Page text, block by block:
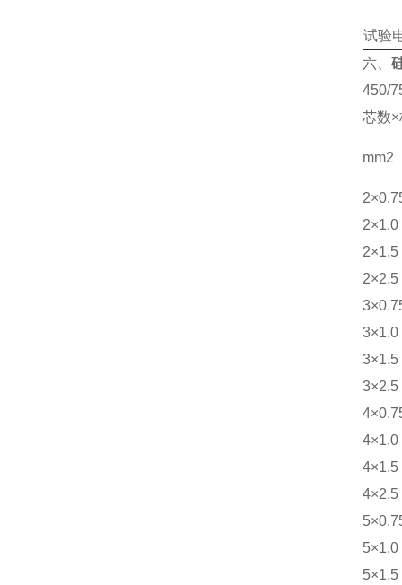
试验
六、
450/
芯数
mm2
2×1.0
2×1.5
2×2.5
3×1.0
3×1.5
3×2.5
4×1.0
4×1.5
4×2.5
5×1.0
5×1.5